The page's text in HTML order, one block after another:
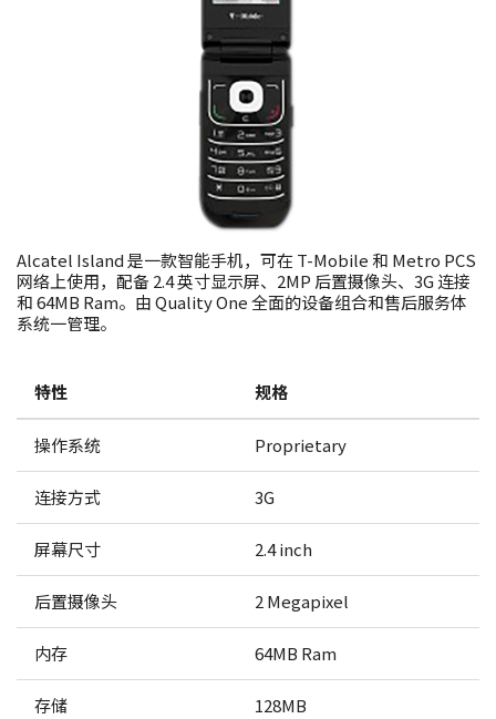
Alcatel Island 是一款智能手机，可在 T-Mobile 和 Metro PCS
网络上使用，配备 2.4 英寸显示屏、2MP 后置摄像头、3G 连接
和 64MB Ram。由 Quality One 全面的设备组合和售后服务体
系统一管理。
特性 规格
操作系统 Proprietary
连接方式 3G
屏幕尺寸 2.4 inch
后置摄像头 2 Megapixel
内存 64MB Ram
存储 128MB